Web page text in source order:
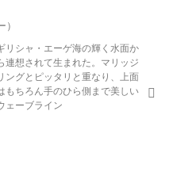
リシャ・エーゲ海の輝く水面か
連想されて生まれた。マリッジ
ングとピッタリと重なり、上面
もちろん手のひら側まで美しい
ェーブライン